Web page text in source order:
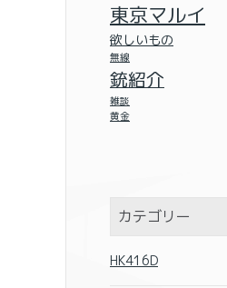
東京マルイ
欲しいもの
無線
銃紹介
雑談
黄金
カテゴリー
HK416D